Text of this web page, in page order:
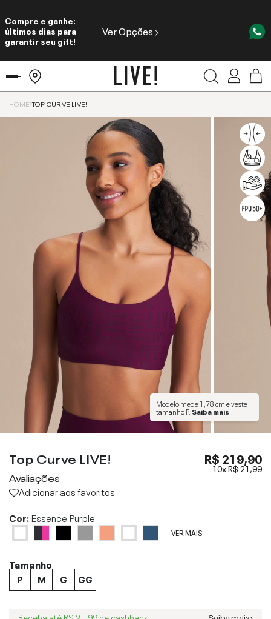
Compre e ganhe:
últimos dias para
garantir seu gift!
Ver Opções
HOME TOP CURVE LIVE!
Modelo mede1,78 cme veste
tamanhoP. Saiba mais
Top Curve LIVE!
Avaliações
Adicionar aos favoritos
R$ 219,90
10xR$ 21,99
Cor:Essence Purple
VER MAIS
Tamanho
P
M G GG
Receba até R$ 21,99 de cashback Saiba mais ›